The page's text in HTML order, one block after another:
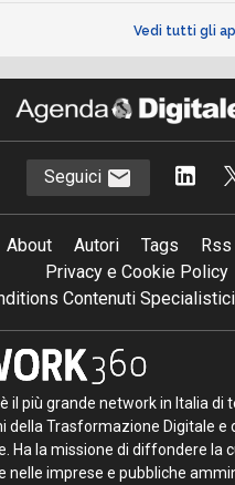
Vedi tutti gli
Seguici
About Autori Tags
Privacy e Cookie Policy
Contenuti Specialistici
è il più grande network in Italia di
della Trasformazione Digitale e
Ha la missione di diffondere la
nelle imprese e pubbliche